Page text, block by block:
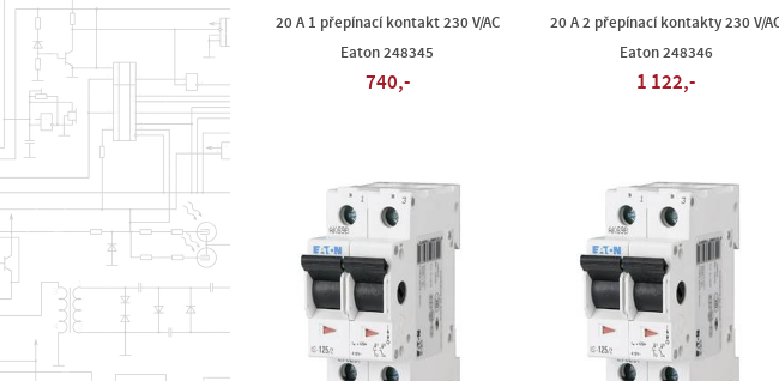
20 A 1 přepínací kontakt 230 V/AC
Eaton 248345
740,-
20 A 2 přepínací kontakty 230 V/
Eaton 248346
1 122,-